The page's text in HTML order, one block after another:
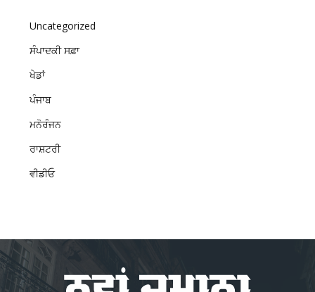
Uncategorized
ਸੰਪਾਦਕੀ ਸਫ਼ਾ
ਖੇਡਾਂ
ਪੰਜਾਬ
ਮਨੋਰੰਜਨ
ਰਾਸ਼ਟਰੀ
ਵੀਡੀਓ